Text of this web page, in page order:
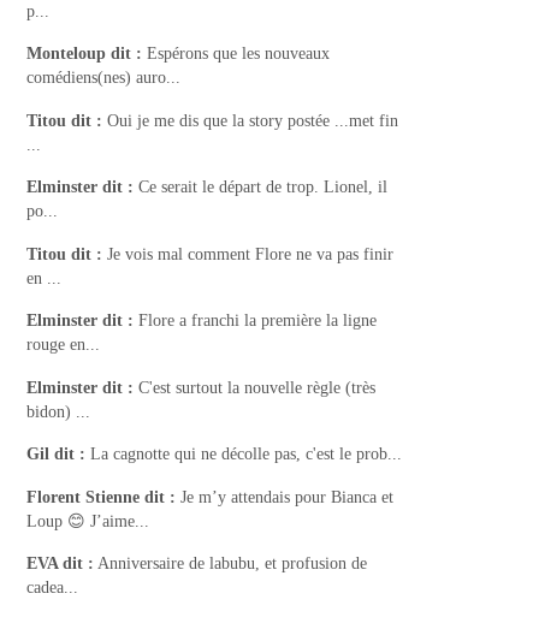
p...
Monteloup dit : Espérons que les nouveaux
comédiens(nes) auro...
Titou dit : Oui je me dis que la story postée ...met fin
Elminster dit : Ce serait le départ de trop. Lionel, il
po...
Titou dit : Je vois mal comment Flore ne va pas finir
en ...
Elminster dit : Flore a franchi la première la ligne
rouge en...
Elminster dit : C'est surtout la nouvelle règle (très
bidon) ...
Gil dit : La cagnotte qui ne décolle pas, c'est le prob...
Florent Stienne dit : Je m’y attendais pour Bianca et
Loup 😊 J’aime...
EVAdit : Anniversaire de labubu, et profusion de
cadea...